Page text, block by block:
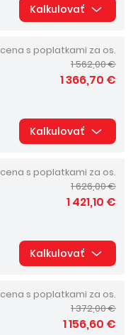
Kalkulovať
cena s poplatkami za os.
1 562,00 €
1 366,70 €
Kalkulovať
cena s poplatkami za os.
1 626,00 €
1 421,10 €
Kalkulovať
cena s poplatkami za os.
1 372,00 €
1 156,60 €